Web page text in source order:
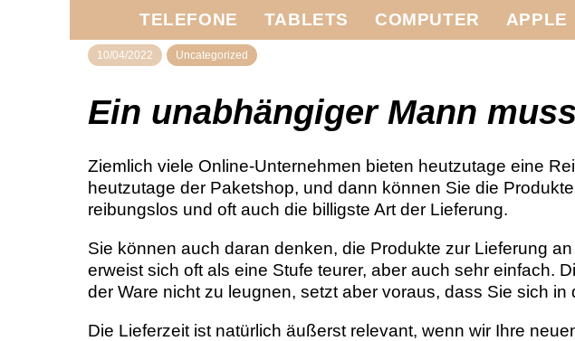
TELEFONE TABLETS COMPUTER APPLE
10/04/2022 Uncategorized
Ein unabhängiger Mann
Ziemlich viele Online-Unternehmen bieten heutzutage eine
heutzutage der Paketshop, und dann können Sie die
reibungslos und oft auch die billigste Art der Lieferung.
Sie können auch daran denken, die Produkte zur Lieferung
erweist sich oft als eine Stufe teurer, aber auch sehr einfach.
der Ware nicht zu leugnen, setzt aber voraus, dass Sie sich
Die Lieferzeit ist natürlich äußerst relevant, wenn wir Ihre